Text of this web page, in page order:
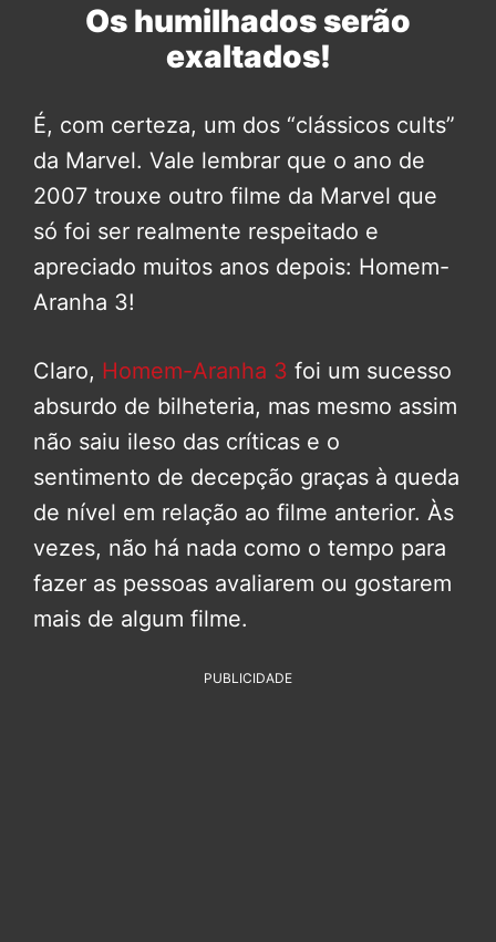
Os humilhados serão
exaltados!
É, com certeza, um dos “clássicos cults”
da Marvel. Vale lembrar que o ano de
2007 trouxe outro filme da Marvel que
só foi ser realmente respeitado e
apreciado muitos anos depois: Homem-
Aranha 3!
Claro, Homem-Aranha 3 foi um sucesso
absurdo de bilheteria, mas mesmo assim
não saiu ileso das críticas e o
sentimento de decepção graças à queda
de nível em relação ao filme anterior. Às
vezes, não há nada como o tempo para
fazer as pessoas avaliarem ou gostarem
mais de algum filme.
PUBLICIDADE